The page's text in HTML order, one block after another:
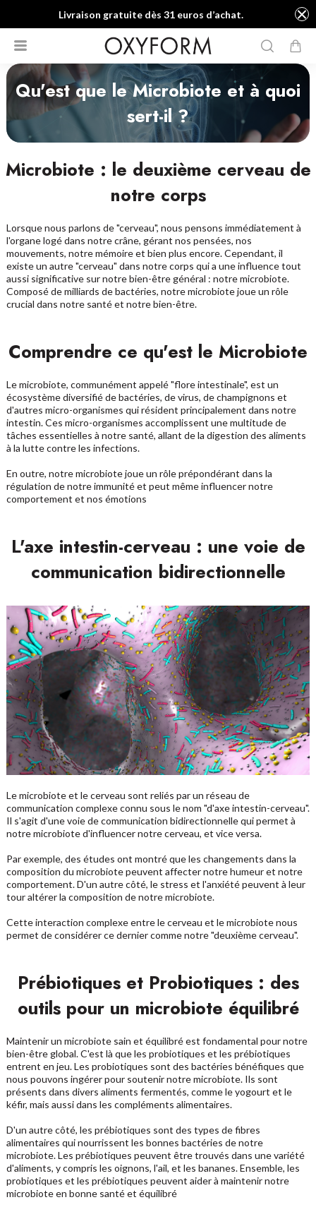
Livraison gratuite dès 31 euros d’achat.
Qu'est que le Microbiote et à quoi
sert-il ?
Microbiote : le deuxième cerveau de
notre corps
Lorsque nous parlons de "cerveau", nous pensons immédiatement à
l'organe logé dans notre crâne, gérant nos pensées, nos
mouvements, notre mémoire et bien plus encore. Cependant, il
existe un autre "cerveau" dans notre corps qui a une influence tout
aussi significative sur notre bien-être général : notre microbiote.
Composé de milliards de bactéries, notre microbiote joue un rôle
crucial dans notre santé et notre bien-être.
Comprendre ce qu'est le Microbiote
Le microbiote, communément appelé "flore intestinale", est un
écosystème diversifié de bactéries, de virus, de champignons et
d'autres micro-organismes qui résident principalement dans notre
intestin. Ces micro-organismes accomplissent une multitude de
tâches essentielles à notre santé, allant de la digestion des aliments
à la lutte contre les infections.
En outre, notre microbiote joue un rôle prépondérant dans la
régulation de notre immunité et peut même influencer notre
comportement et nos émotions
L'axe intestin-cerveau : une voie de
communication bidirectionnelle
Le microbiote et le cerveau sont reliés par un réseau de
communication complexe connu sous le nom "d'axe intestin-cerveau".
Il s'agit d'une voie de communication bidirectionnelle qui permet à
notre microbiote d'influencer notre cerveau, et vice versa.
Par exemple, des études ont montré que les changements dans la
composition du microbiote peuvent affecter notre humeur et notre
comportement. D'un autre côté, le stress et l'anxiété peuvent à leur
tour altérer la composition de notre microbiote.
Cette interaction complexe entre le cerveau et le microbiote nous
permet de considérer ce dernier comme notre "deuxième cerveau".
Prébiotiques et Probiotiques : des
outils pour un microbiote équilibré
Maintenir un microbiote sain et équilibré est fondamental pour notre
bien-être global. C'est là que les probiotiques et les prébiotiques
entrent en jeu. Les probiotiques sont des bactéries bénéfiques que
nous pouvons ingérer pour soutenir notre microbiote. Ils sont
présents dans divers aliments fermentés, comme le yogourt et le
kéfir, mais aussi dans les compléments alimentaires.
D'un autre côté, les prébiotiques sont des types de fibres
alimentaires qui nourrissent les bonnes bactéries de notre
microbiote. Les prébiotiques peuvent être trouvés dans une variété
d'aliments, y compris les oignons, l'ail, et les bananes. Ensemble, les
probiotiques et les prébiotiques peuvent aider à maintenir notre
microbiote en bonne santé et équilibré